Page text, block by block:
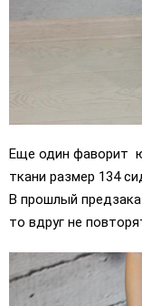
Еще один фаворит
ткани размер 134
В прошлый
то вдруг не